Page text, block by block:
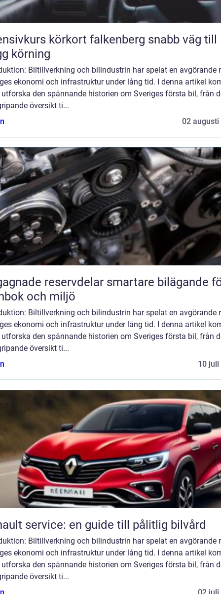
körkort falkenberg snabb väg till
körning
Biltillverkning och bilindustrin har spelat en avgörande
ekonomi och infrastruktur under lång tid. I denna artikel
den spännande historien om Sveriges första bil, från
översikt ti...
02 augusti
reservdelar smartare bilägande för
och miljö
Biltillverkning och bilindustrin har spelat en avgörande
ekonomi och infrastruktur under lång tid. I denna artikel
den spännande historien om Sveriges första bil, från
översikt ti...
10 juli
service: en guide till pålitlig bilvård
Biltillverkning och bilindustrin har spelat en avgörande
ekonomi och infrastruktur under lång tid. I denna artikel
den spännande historien om Sveriges första bil, från
översikt ti...
02 juli